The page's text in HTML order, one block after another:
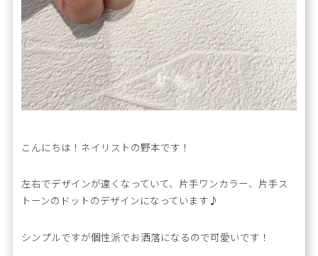
こんにちは！ネイリストの野本です！
左右でデザインが違くなっていて、片手ワンカラー、片手ス
トーンのドットのデザインになっています♪
シンプルですが個性派でお洒落になるので可愛いです！